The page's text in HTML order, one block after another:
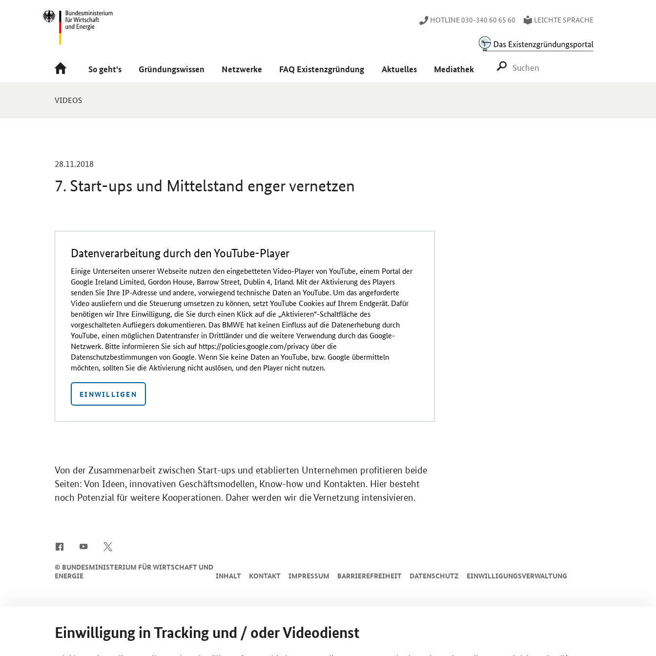
Navigation
Hauptmenü HOTLINE 030-340 60 65 60 LEICHTE SPRACHE
So geht's Gründungswissen Netzwerke FAQ Existenzgründung Aktuelles Mediathek SUCHE STARTEN
Sie
VIDEOS
28.11.2018
7. Start-ups und Mittelstand enger vernetzen
Datenverarbeitung durch den YouTube-Player
Einige Unterseiten unserer Webseite nutzen den eingebetteten Video-Player von YouTube, einem Portal der
Google Ireland Limited, Gordon House, Barrow Street, Dublin 4, Irland. Mit der Aktivierung des Players
senden Sie Ihre IP-Adresse und andere, vorwiegend technische Daten an YouTube. Um das angeforderte
Video ausliefern und die Steuerung umsetzen zu können, setzt YouTube Cookies auf Ihrem Endgerät. Dafür
benötigen wir Ihre Einwilligung, die Sie durch einen Klick auf die „Aktivieren“-Schaltfläche des
vorgeschalteten Aufliegers dokumentieren. Das BMWE hat keinen Einfluss auf die Datenerhebung durch
YouTube, einen möglichen Datentransfer in Drittländer und die weitere Verwendung durch das Google-
Netzwerk. Bitte informieren Sie sich auf https://policies.google.com/privacy über die
Datenschutzbestimmungen von Google. Wenn Sie keine Daten an YouTube, bzw. Google übermitteln
möchten, sollten Sie die Aktivierung nicht auslösen, und den Player nicht nutzen.
EINWILLIGEN
Von der Zusammenarbeit zwischen Start-ups und etablierten Unternehmen profitieren beide
Seiten: Von Ideen, innovativen Geschäftsmodellen, Know-how und Kontakten. Hier besteht
noch Potenzial für weitere Kooperationen. Daher werden wir die Vernetzung intensivieren.
© BUNDESMINISTERIUM FÜR WIRTSCHAFT UND
ENERGIE
INHALT KONTAKT IMPRESSUM BARRIEREFREIHEIT DATENSCHUTZ EINWILLIGUNGSVERWALTUNG
Einwilligung in Tracking und / oder Videodienst